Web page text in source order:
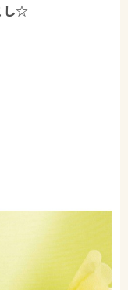
し☆